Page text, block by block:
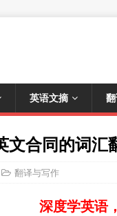
英语文摘
文合同的词汇
翻译与写作
深度学英语